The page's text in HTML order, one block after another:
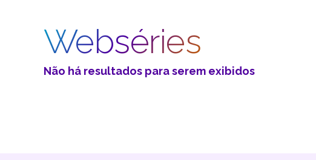
Webséries
Não há resultados para serem exibidos